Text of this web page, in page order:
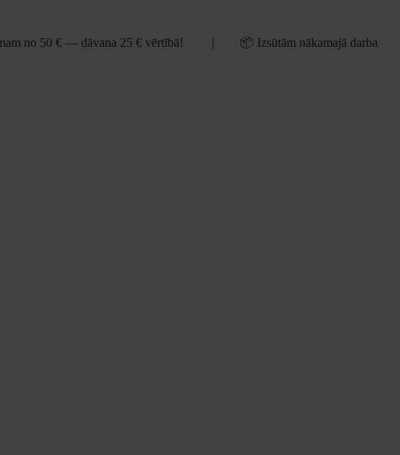
no 50 € — dāvana 25 € vērtībā! | 📦 Izsūtām nākamajā darba